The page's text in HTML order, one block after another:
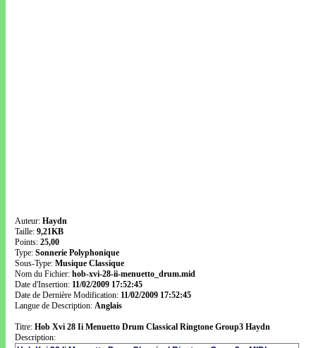
Auteur: Haydn
Taille: 9,21KB
Points: 25,00
Type: Sonnerie Polyphonique
Sous-Type: Musique Classique
Nom du Fichier: hob-xvi-28-ii-menuetto_drum.mid
Date d'Insertion: 11/02/2009 17:52:45
Date de Dernière Modification: 11/02/2009 17:52:45
Langue de Description: Anglais
Titre: Hob Xvi 28 Ii Menuetto Drum Classical Ringtone Group3 Haydn
Description: